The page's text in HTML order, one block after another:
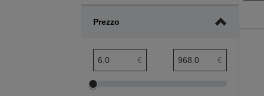
Prezzo
€ €
Modifica
Modifica